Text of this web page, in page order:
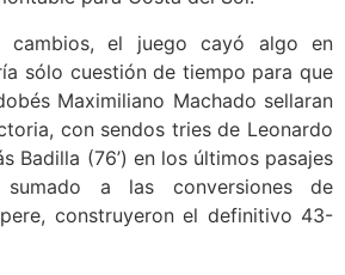
cambios, el juego cayó algo en
sólo cuestión de tiempo para que
Maximiliano Machado sellaran
con sendos tries de Leonardo
Badilla (76’) en los últimos pasajes
a las conversiones de
construyeron el definitivo 43-